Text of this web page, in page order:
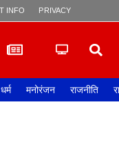
INFO PRIVACY POLICY
धर्म मनोरंजन राजनीति